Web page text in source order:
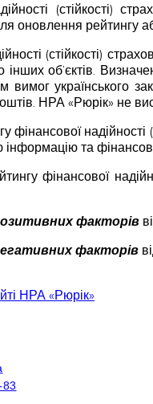
(стійкості)
оновлення рейтингу
(стійкості)
об’єктів.
вимог українського
НРА «Рюрік» не
фінансової
та
фінансової
факторів
факторів
НРА «Рюрік»